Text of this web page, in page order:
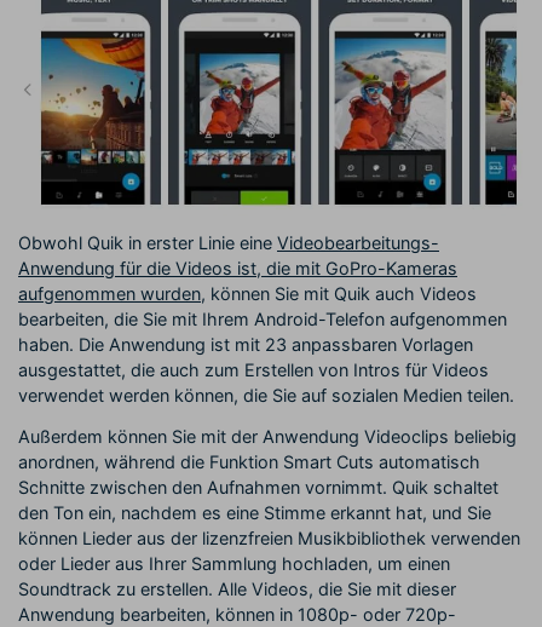
Obwohl Quik in erster Linie eine Videobearbeitungs-
Anwendung für die Videos ist, die mit GoPro-Kameras
aufgenommen wurden, können Sie mit Quik auch Videos
bearbeiten, die Sie mit Ihrem Android-Telefon aufgenommen
haben. Die Anwendung ist mit 23 anpassbaren Vorlagen
ausgestattet, die auch zum Erstellen von Intros für Videos
verwendet werden können, die Sie auf sozialen Medien teilen.
Außerdem können Sie mit der Anwendung Videoclips beliebig
anordnen, während die Funktion Smart Cuts automatisch
Schnitte zwischen den Aufnahmen vornimmt. Quik schaltet
den Ton ein, nachdem es eine Stimme erkannt hat, und Sie
können Lieder aus der lizenzfreien Musikbibliothek verwenden
oder Lieder aus Ihrer Sammlung hochladen, um einen
Soundtrack zu erstellen. Alle Videos, die Sie mit dieser
Anwendung bearbeiten, können in 1080p- oder 720p-